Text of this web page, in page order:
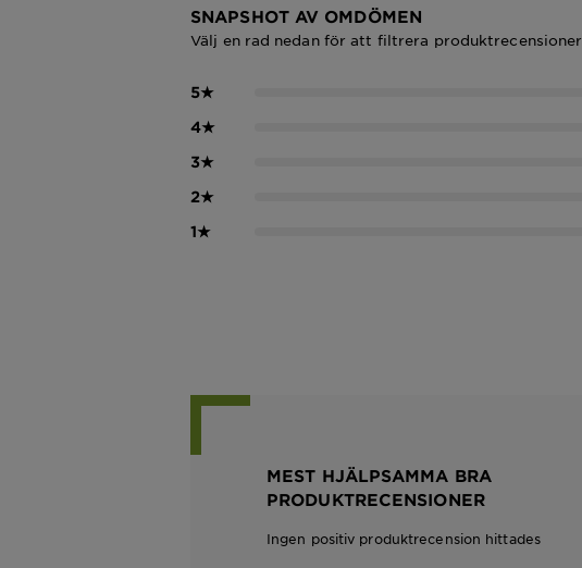
SNAPSHOT AV OMDÖMEN
Välj en rad nedan för att filtrera produktrecensioner
5★
4★
3★
2★
1★
MEST HJÄLPSAMMA BRA
PRODUKTRECENSIONER
Ingen positiv produktrecension hittades